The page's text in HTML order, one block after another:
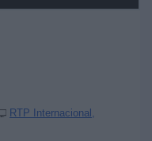
RTP Internacional